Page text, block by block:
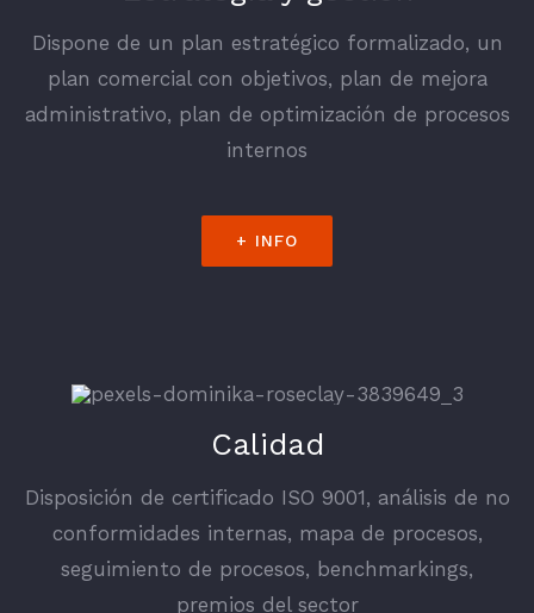
Dispone de un plan estratégico formalizado, un
plan comercial con objetivos, plan de mejora
administrativo, plan de optimización de procesos
internos
+ INFO
Calidad
Disposición de certificado ISO 9001, análisis de no
conformidades internas, mapa de procesos,
seguimiento de procesos, benchmarkings,
premios del sector